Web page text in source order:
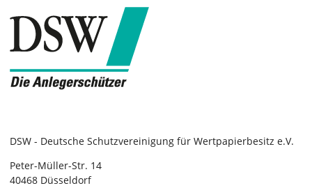
DSW - Deutsche Schutzvereinigung für Wertpapierbesitz e.V.
Peter-Müller-Str. 14
40468 Düsseldorf